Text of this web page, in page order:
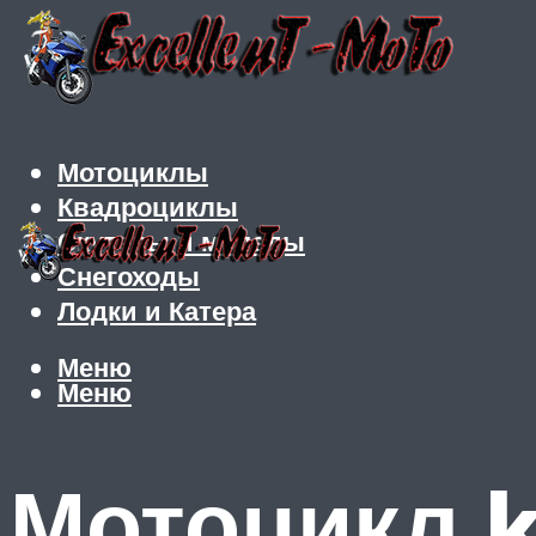
Мотоциклы
Квадроциклы
Скутеры и мопеды
Снегоходы
Лодки и Катера
Меню
Меню